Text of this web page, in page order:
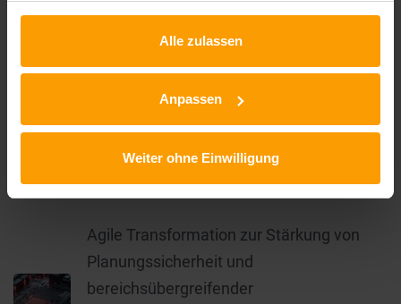
Alle zulassen
Anpassen
Weiter ohne Einwilligung
Agile Leadership
Top-Artikel
Agile Transformation zur Stärkung von
Planungssicherheit und
bereichsübergreifender